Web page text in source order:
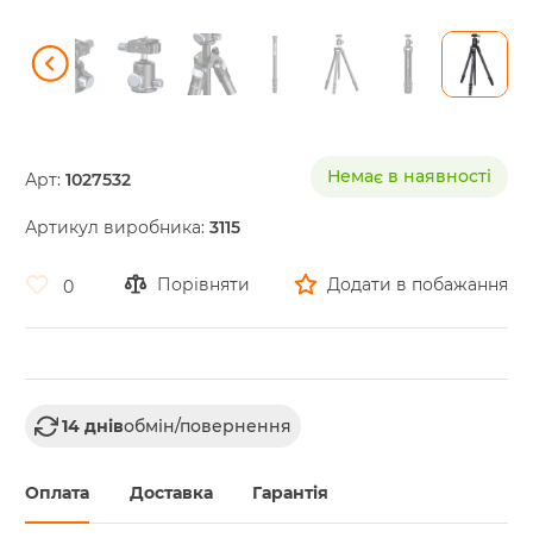
beginning
the
gallery
Арт: 1027532
Артикул виробника: 3115
Немає в наявності
Порівняти Додати в побажання
0
14 днівобмін/повернення
Оплата Доставка Гарантія